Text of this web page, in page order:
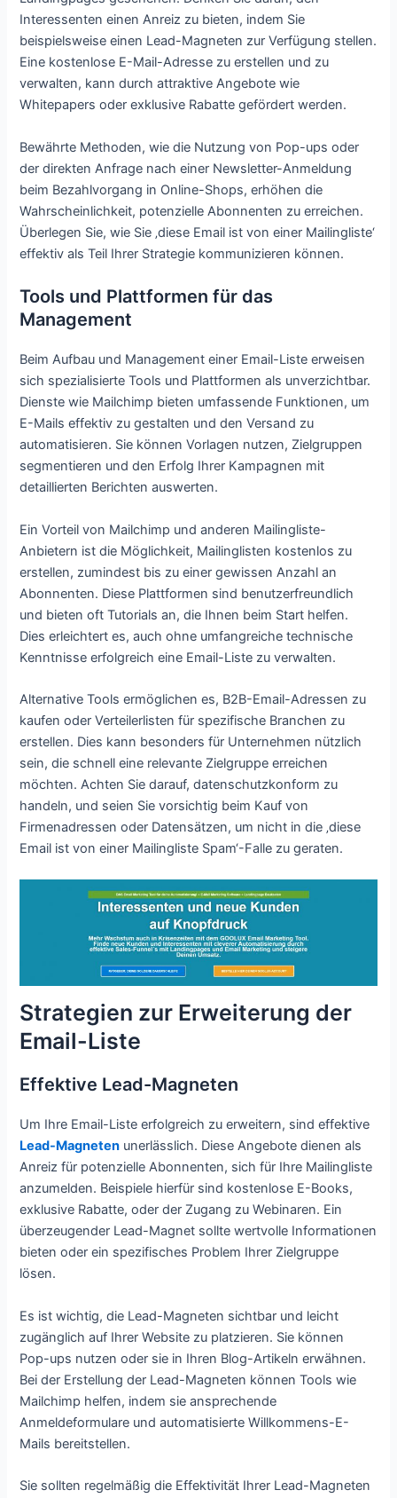
Interessenten einen Anreiz zu bieten, indem Sie
beispielsweise einen Lead-Magneten zur Verfügung stellen.
Eine kostenlose E-Mail-Adresse zu erstellen und zu
verwalten, kann durch attraktive Angebote wie
Whitepapers oder exklusive Rabatte gefördert werden.
Bewährte Methoden, wie die Nutzung von Pop-ups oder
der direkten Anfrage nach einer Newsletter-Anmeldung
beim Bezahlvorgang in Online-Shops, erhöhen die
Wahrscheinlichkeit, potenzielle Abonnenten zu erreichen.
Überlegen Sie, wie Sie ‚diese Email ist von einer Mailingliste‘
effektiv als Teil Ihrer Strategie kommunizieren können.
Tools und Plattformen für das
Management
Beim Aufbau und Management einer Email-Liste erweisen
sich spezialisierte Tools und Plattformen als unverzichtbar.
Dienste wie Mailchimp bieten umfassende Funktionen, um
E-Mails effektiv zu gestalten und den Versand zu
automatisieren. Sie können Vorlagen nutzen, Zielgruppen
segmentieren und den Erfolg Ihrer Kampagnen mit
detaillierten Berichten auswerten.
Ein Vorteil von Mailchimp und anderen Mailingliste-
Anbietern ist die Möglichkeit, Mailinglisten kostenlos zu
erstellen, zumindest bis zu einer gewissen Anzahl an
Abonnenten. Diese Plattformen sind benutzerfreundlich
und bieten oft Tutorials an, die Ihnen beim Start helfen.
Dies erleichtert es, auch ohne umfangreiche technische
Kenntnisse erfolgreich eine Email-Liste zu verwalten.
Alternative Tools ermöglichen es, B2B-Email-Adressen zu
kaufen oder Verteilerlisten für spezifische Branchen zu
erstellen. Dies kann besonders für Unternehmen nützlich
sein, die schnell eine relevante Zielgruppe erreichen
möchten. Achten Sie darauf, datenschutzkonform zu
handeln, und seien Sie vorsichtig beim Kauf von
Firmenadressen oder Datensätzen, um nicht in die ‚diese
Email ist von einer Mailingliste Spam‘-Falle zu geraten.
Strategien zur Erweiterung der
Email-Liste
Effektive Lead-Magneten
Um Ihre Email-Liste erfolgreich zu erweitern, sind effektive
Lead-Magneten unerlässlich. Diese Angebote dienen als
Anreiz für potenzielle Abonnenten, sich für Ihre Mailingliste
anzumelden. Beispiele hierfür sind kostenlose E-Books,
exklusive Rabatte, oder der Zugang zu Webinaren. Ein
überzeugender Lead-Magnet sollte wertvolle Informationen
bieten oder ein spezifisches Problem Ihrer Zielgruppe
lösen.
Es ist wichtig, die Lead-Magneten sichtbar und leicht
zugänglich auf Ihrer Website zu platzieren. Sie können
Pop-ups nutzen oder sie in Ihren Blog-Artikeln erwähnen.
Bei der Erstellung der Lead-Magneten können Tools wie
Mailchimp helfen, indem sie ansprechende
Anmeldeformulare und automatisierte Willkommens-E-
Mails bereitstellen.
Sie sollten regelmäßig die Effektivität Ihrer Lead-Magneten